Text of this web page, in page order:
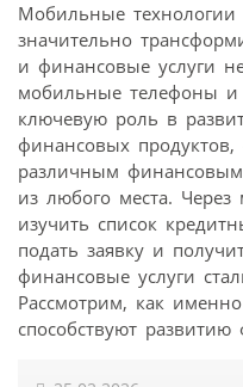
Мобильные технологии
значительно
и финансовые услуги
мобильные телефоны
ключевую роль в
финансовых продуктов,
различным
из любого места.
изучить список
подать заявку и
финансовые услуги
Рассмотрим, как
способствуют